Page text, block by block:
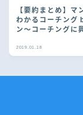
【要約まとめ】マ
わかるコーチング
ン〜コーチングに
2019.01.18